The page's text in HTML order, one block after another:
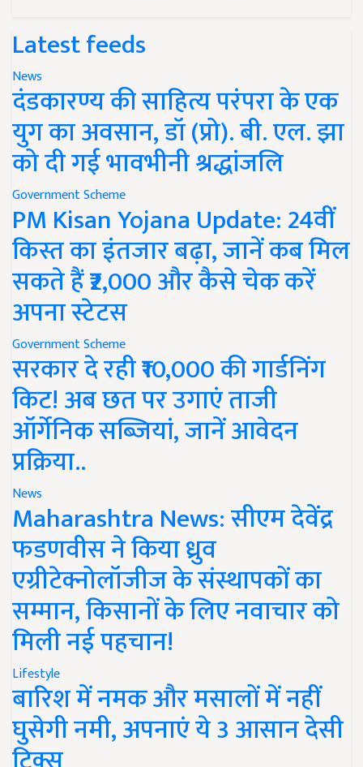
Latest feeds
News
दंडकारण्य की साहित्य परंपरा के एक
युग का अवसान, डॉ (प्रो). बी. एल. झा
को दी गई भावभीनी श्रद्धांजलि
Government Scheme
PM Kisan Yojana Update: 24वीं
किस्त का इंतजार बढ़ा, जानें कब मिल
सकते हैं ₹2,000 और कैसे चेक करें
अपना स्टेटस
Government Scheme
सरकार दे रही ₹10,000 की गार्डनिंग
किट! अब छत पर उगाएं ताजी
ऑर्गेनिक सब्जियां, जानें आवेदन
प्रक्रिया..
News
Maharashtra News: सीएम देवेंद्र
फडणवीस ने किया ध्रुव
एग्रीटेक्नोलॉजीज के संस्थापकों का
सम्मान, किसानों के लिए नवाचार को
मिली नई पहचान!
Lifestyle
बारिश में नमक और मसालों में नहीं
घुसेगी नमी, अपनाएं ये 3 आसान देसी